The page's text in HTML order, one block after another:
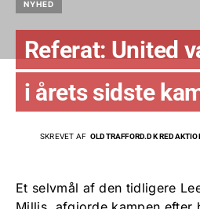
NYHED
Referat: United
i årets sidste
SKREVET AF OLDTRAFFORD.DK
Et selvmål af den tidligere